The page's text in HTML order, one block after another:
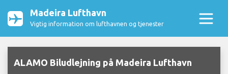
Madeira Lufthavn
Vigtig information om lufthavnen og tjenester
ALAMO Biludlejning på Madeira Lufthavn